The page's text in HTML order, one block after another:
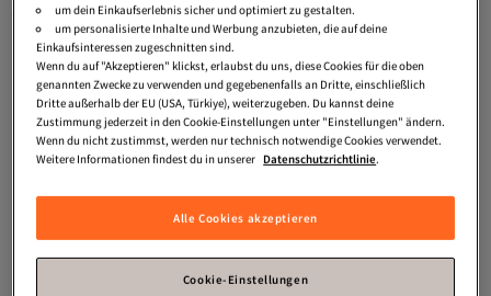
um dein Einkaufserlebnis sicher und optimiert zu gestalten.
um personalisierte Inhalte und Werbung anzubieten, die auf deine
Einkaufsinteressen zugeschnitten sind.
Wenn du auf "Akzeptieren" klickst, erlaubst du uns, diese Cookies für die oben
genannten Zwecke zu verwenden und gegebenenfalls an Dritte, einschließlich
Dritte außerhalb der EU (USA, Türkiye), weiterzugeben. Du kannst deine
Zustimmung jederzeit in den Cookie-Einstellungen unter "Einstellungen" ändern.
Wenn du nicht zustimmst, werden nur technisch notwendige Cookies verwendet.
Weitere Informationen findest du in unserer Datenschutzrichtlinie.
Alle Cookies akzeptieren
Cookie-Einstellungen